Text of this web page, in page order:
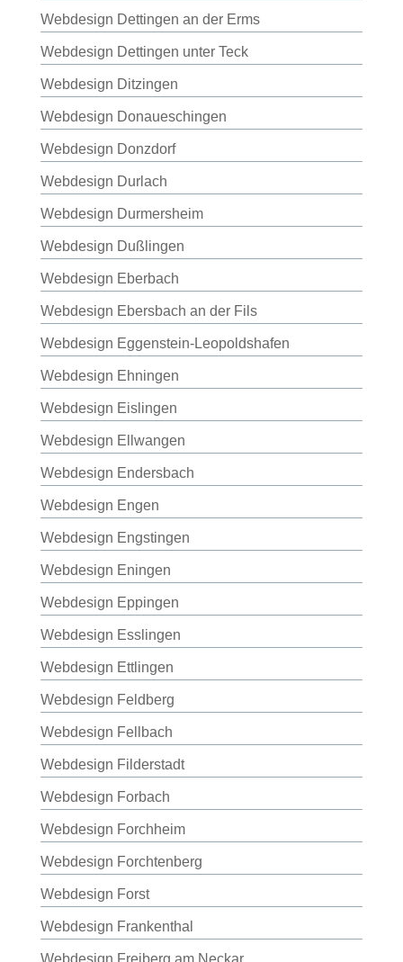
Webdesign Dettingen an der Erms
Webdesign Dettingen unter Teck
Webdesign Ditzingen
Webdesign Donaueschingen
Webdesign Donzdorf
Webdesign Durlach
Webdesign Durmersheim
Webdesign Dußlingen
Webdesign Eberbach
Webdesign Ebersbach an der Fils
Webdesign Eggenstein-Leopoldshafen
Webdesign Ehningen
Webdesign Eislingen
Webdesign Ellwangen
Webdesign Endersbach
Webdesign Engen
Webdesign Engstingen
Webdesign Eningen
Webdesign Eppingen
Webdesign Esslingen
Webdesign Ettlingen
Webdesign Feldberg
Webdesign Fellbach
Webdesign Filderstadt
Webdesign Forbach
Webdesign Forchheim
Webdesign Forchtenberg
Webdesign Forst
Webdesign Frankenthal
Webdesign Freiberg am Neckar